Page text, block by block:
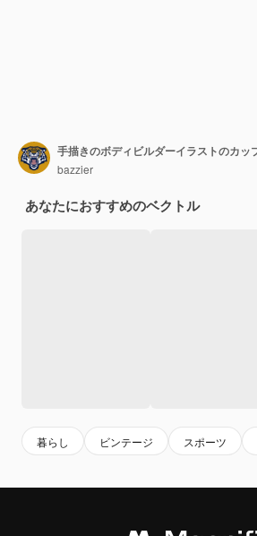
手描きのボディビルダーイラストのカッ
bazzier
あなたにおすすめのベクトル
暮らし ビンテージ スポーツ